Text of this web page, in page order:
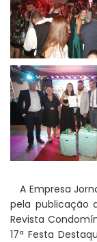
A Empresa
pela publicação
Revista
17ª Festa